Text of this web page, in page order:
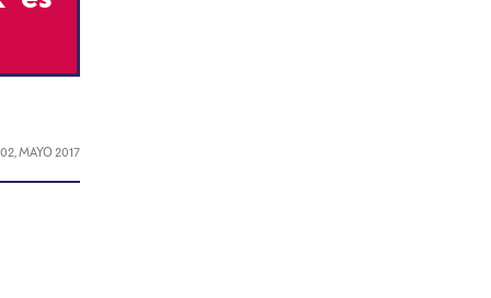
02, MAYO 2017